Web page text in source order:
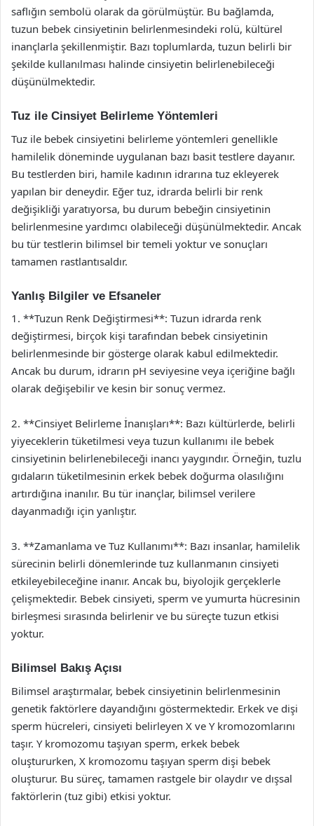
saflığın sembolü olarak da görülmüştür. Bu bağlamda,
tuzun bebek cinsiyetinin belirlenmesindeki rolü, kültürel
inançlarla şekillenmiştir. Bazı toplumlarda, tuzun belirli bir
şekilde kullanılması halinde cinsiyetin belirlenebileceği
düşünülmektedir.
Tuz ile Cinsiyet Belirleme Yöntemleri
Tuz ile bebek cinsiyetini belirleme yöntemleri genellikle
hamilelik döneminde uygulanan bazı basit testlere dayanır.
Bu testlerden biri, hamile kadının idrarına tuz ekleyerek
yapılan bir deneydir. Eğer tuz, idrarda belirli bir renk
değişikliği yaratıyorsa, bu durum bebeğin cinsiyetinin
belirlenmesine yardımcı olabileceği düşünülmektedir. Ancak
bu tür testlerin bilimsel bir temeli yoktur ve sonuçları
tamamen rastlantısaldır.
Yanlış Bilgiler ve Efsaneler
1. **Tuzun Renk Değiştirmesi**: Tuzun idrarda renk
değiştirmesi, birçok kişi tarafından bebek cinsiyetinin
belirlenmesinde bir gösterge olarak kabul edilmektedir.
Ancak bu durum, idrarın pH seviyesine veya içeriğine bağlı
olarak değişebilir ve kesin bir sonuç vermez.
2. **Cinsiyet Belirleme İnanışları**: Bazı kültürlerde, belirli
yiyeceklerin tüketilmesi veya tuzun kullanımı ile bebek
cinsiyetinin belirlenebileceği inancı yaygındır. Örneğin, tuzlu
gıdaların tüketilmesinin erkek bebek doğurma olasılığını
artırdığına inanılır. Bu tür inançlar, bilimsel verilere
dayanmadığı için yanlıştır.
3. **Zamanlama ve Tuz Kullanımı**: Bazı insanlar, hamilelik
sürecinin belirli dönemlerinde tuz kullanmanın cinsiyeti
etkileyebileceğine inanır. Ancak bu, biyolojik gerçeklerle
çelişmektedir. Bebek cinsiyeti, sperm ve yumurta hücresinin
birleşmesi sırasında belirlenir ve bu süreçte tuzun etkisi
yoktur.
Bilimsel Bakış Açısı
Bilimsel araştırmalar, bebek cinsiyetinin belirlenmesinin
genetik faktörlere dayandığını göstermektedir. Erkek ve dişi
sperm hücreleri, cinsiyeti belirleyen X ve Y kromozomlarını
taşır. Y kromozomu taşıyan sperm, erkek bebek
oluştururken, X kromozomu taşıyan sperm dişi bebek
oluşturur. Bu süreç, tamamen rastgele bir olaydır ve dışsal
faktörlerin (tuz gibi) etkisi yoktur.